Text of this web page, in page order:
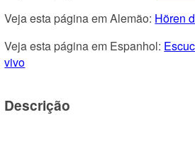
Veja esta página em Alemão: Hören
Veja esta página em Espanhol:
vivo
Descrição